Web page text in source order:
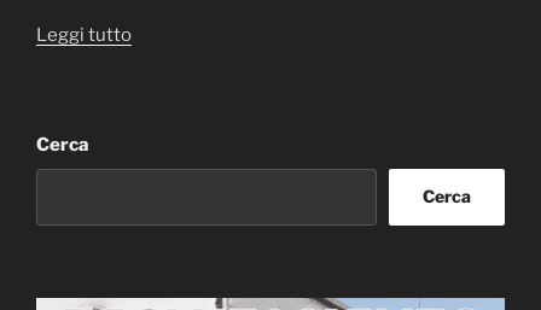
Leggi tutto“ROE
Cerca
Cerca